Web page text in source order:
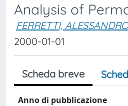
Analysis of
FERRETTI, ALESSANDRO
2000-01-01
Scheda breve
Anno di pubblicazione